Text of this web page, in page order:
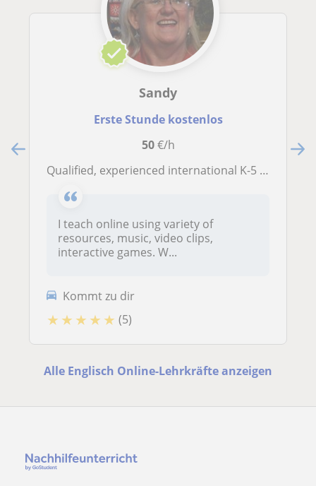
Sandy
Erste Stunde kostenlos
50€/h
Qualified, experienced international K-5 teacher and online tutor
I teach online using variety of
resources, music, video clips,
interactive games. W...
Kommt zu dir
★ ★ ★ ★ ★ (5)
Alle Englisch Online-Lehrkräfte anzeigen